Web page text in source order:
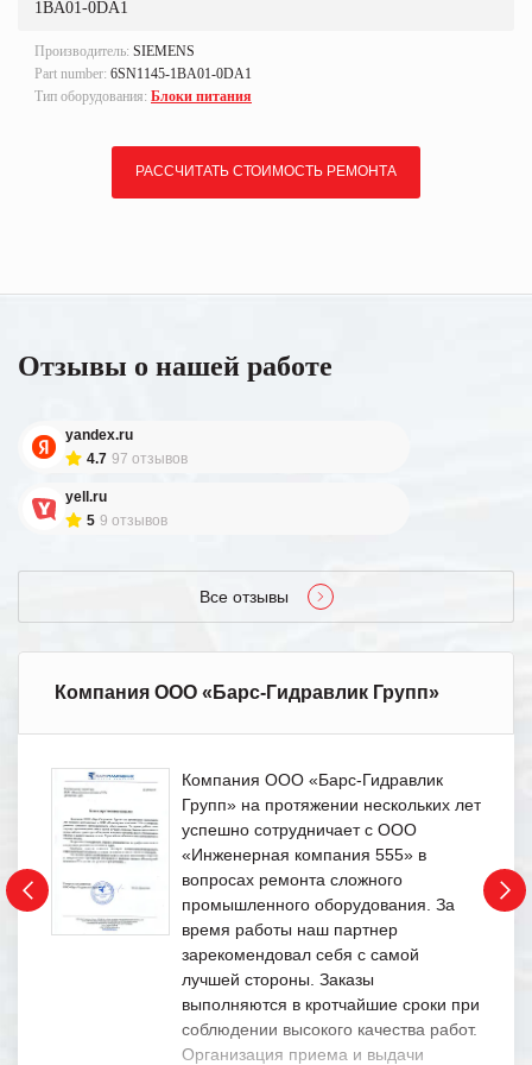
1BA01-0DA1
Производитель: SIEMENS
Part number: 6SN1145-1BA01-0DA1
Тип оборудования: Блоки питания
РАССЧИТАТЬ СТОИМОСТЬ РЕМОНТА
Отзывы о нашей работе
yandex.ru
4.7 97 отзывов
yell.ru
5 9 отзывов
Все отзывы
Компания ООО «Барс-Гидравлик Групп»
Компания ООО «Барс-Гидравлик
Групп» на протяжении нескольких лет
успешно сотрудничает с ООО
«Инженерная компания 555» в
вопросах ремонта сложного
промышленного оборудования. За
время работы наш партнер
зарекомендовал себя с самой
лучшей стороны. Заказы
выполняются в кротчайшие сроки при
соблюдении высокого качества работ.
Организация приема и выдачи